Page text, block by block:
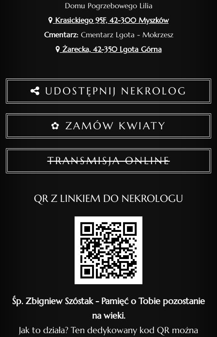
Domu Pogrzebowego Lilia
Krasickiego 95F, 42-300 Myszków
Cmentarz:Cmentarz Lgota - Mokrzesz
Żarecka, 42-350 Lgota Górna
UDOSTĘPNIJ NEKROLOG
✿ ZAMÓW KWIATY
TRANSMISJA ONLINE
QR Z LINKIEM DO NEKROLOGU
Śp. Zbigniew Szóstak - Pamięć o Tobie pozostanie
na wieki.
Jak to działa? Ten dedykowany kod QR można